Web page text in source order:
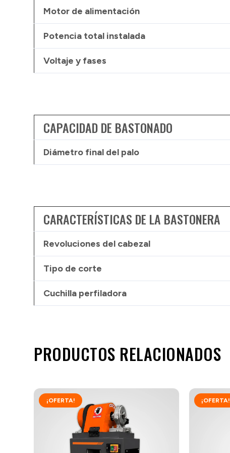
Motor de alimentación
Potencia total instalada
Voltaje y fases
CAPACIDAD DE BASTONADO
Diámetro final del palo
CARACTERÍSTICAS DE LA BASTONERA
Revoluciones del cabezal
Tipo de corte
Cuchilla perfiladora
PRODUCTOS RELACIONADOS
¡OFERTA! ¡OFERTA!